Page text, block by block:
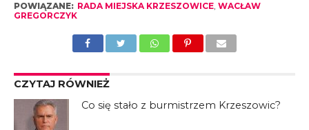
POWIĄZANE: RADA MIEJSKA KRZESZOWICE, WACŁAW
GREGORCZYK
CZYTAJ RÓWNIEŻ
Co się stało z burmistrzem Krzeszowic?